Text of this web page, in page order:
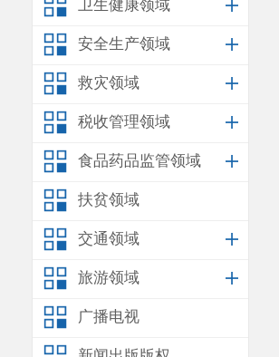
卫生健康领域
安全生产领域
救灾领域
税收管理领域
食品药品监管领域
扶贫领域
交通领域
旅游领域
广播电视